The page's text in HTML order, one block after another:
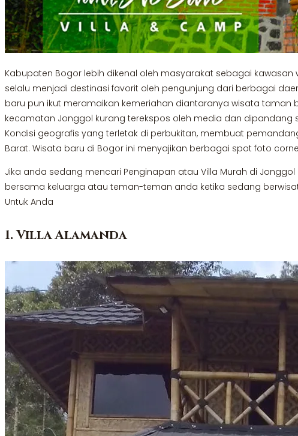
Kabupaten Bogor lebih dikenal oleh masyarakat sebagai
selalu menjadi destinasi favorit oleh pengunjung dari berbagai
baru pun ikut meramaikan kemeriahan diantaranya wisata taman
kecamatan Jonggol kurang terekspos oleh media dan
Kondisi geografis yang terletak di perbukitan, membuat
Barat. Wisata baru di Bogor ini menyajikan berbagai spot foto
Jika anda sedang mencari Penginapan atau Villa Murah di
bersama keluarga atau teman-teman anda ketika sedang
Untuk Anda
1. Villa Alamanda